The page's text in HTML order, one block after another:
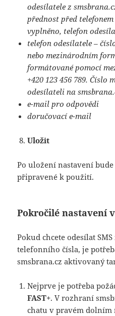
odesílatele z
přednost před
vyplněno, telefon
telefon odesílatele –
nebo mezinárodním
formátované pomocí
+420 123 456 789. Číslo
odesílateli na
e-mail pro odpovědi
doručovací e-mail
Uložit
Po uložení nastavení
připravené k použití.
Pokročilé nastavení
Pokud chcete odesílat
telefonního čísla, je
smsbrana.cz aktivovaný
Nejprve je potřeba
FAST+. V rozhraní
chatu v pravém